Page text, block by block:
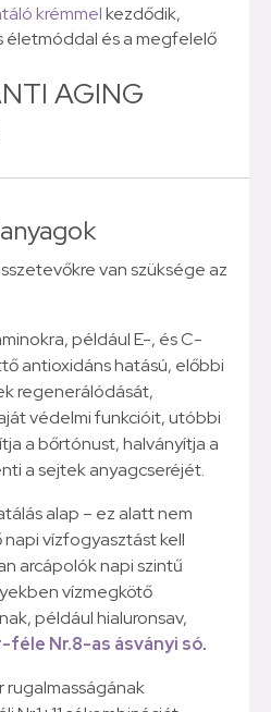
krémmelkezdődik,
életmóddal és a megfelelő
AGING
van szüksége az
például E-, és C-
antioxidáns hatású, előbbi
regenerálódását,
védelmi funkcióit, utóbbi
a bőrtónust, halványítja a
a sejtek anyagcseréjét.
alap – ez alatt nem
vízfogyasztást kell
arcápolók napi szintű
vízmegkötő
például hialuronsav,
féle Nr.8-as ásványi só.
rugalmasságának